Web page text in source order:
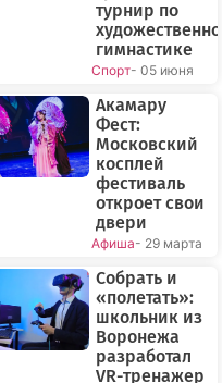
турнир по
гимнастике
Спорт- 05 июня
Акамару
Фест:
Московский
косплей
фестиваль
откроет свои
двери
Афиша- 29 марта
Собрать и
«полетать»:
школьник из
Воронежа
разработал
VR-тренажер